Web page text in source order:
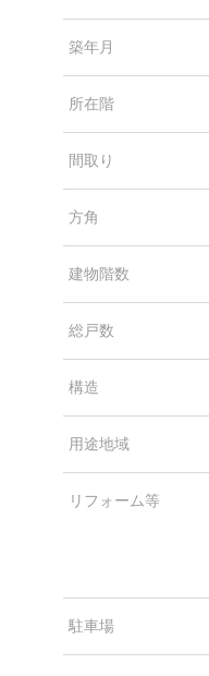
築年月
所在階
間取り
方角
建物階数
総戸数
構造
用途地域
リフォーム等
駐車場